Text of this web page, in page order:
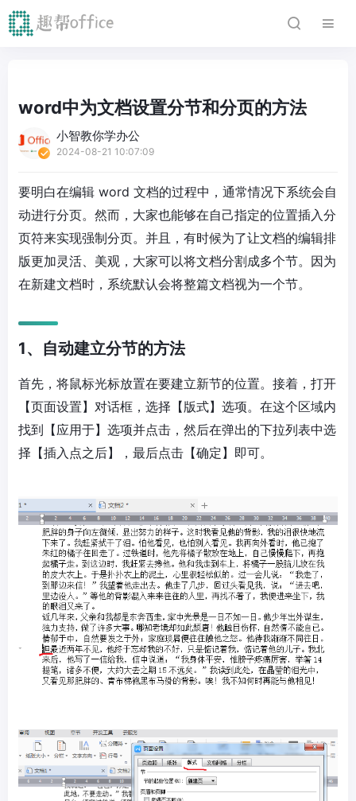
word中为文档设置分节和分页的方法
小智教你学办公
2024-08-21 10:07:09
要明白在编辑 word 文档的过程中，通常情况下系统会自
动进行分页。然而，大家也能够在自己指定的位置插入分
页符来实现强制分页。并且，有时候为了让文档的编辑排
版更加灵活、美观，大家可以将文档分割成多个节。因为
在新建文档时，系统默认会将整篇文档视为一个节。
1、自动建立分节的方法
首先，将鼠标光标放置在要建立新节的位置。接着，打开
【页面设置】对话框，选择【版式】选项。在这个区域内
找到【应用于】选项并点击，然后在弹出的下拉列表中选
择【插入点之后】，最后点击【确定】即可。